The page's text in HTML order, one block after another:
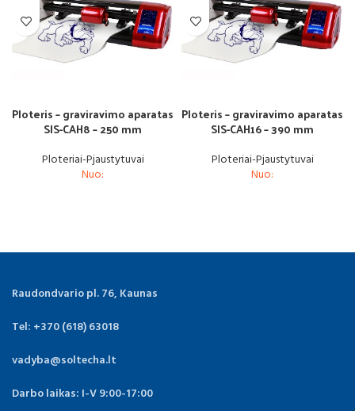
Ploteris – graviravimo aparatas
SIS-CAH8 – 250 mm
Ploteriai-Pjaustytuvai
Nuo:
Ploteris – graviravimo aparatas
SIS-CAH16 – 390 mm
Ploteriai-Pjaustytuvai
Nuo:
Raudondvario pl. 76, Kaunas
Tel: +370 (618) 63018
vadyba@soltecha.lt
Darbo laikas: I-V 9:00-17:00